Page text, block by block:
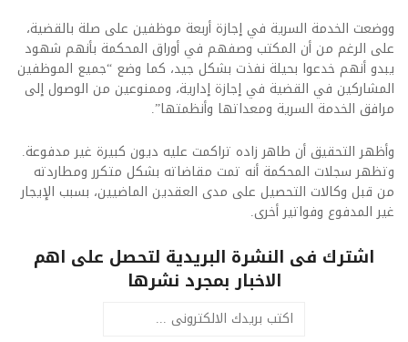
ووضعت الخدمة السرية في إجازة أربعة موظفين على صلة بالقضية،
على الرغم من أن المكتب وصفهم في أوراق المحكمة بأنهم شهود
يبدو أنهم خدعوا بحيلة نفذت بشكل جيد، كما وضع “جميع الموظفين
المشاركين في القضية في إجازة إدارية، وممنوعين من الوصول إلى
مرافق الخدمة السرية ومعداتها وأنظمتها”.
وأظهر التحقيق أن طاهر زاده تراكمت عليه ديون كبيرة غير مدفوعة.
وتظهر سجلات المحكمة أنه تمت مقاضاته بشكل متكرر ومطاردته
من قبل وكالات التحصيل على مدى العقدين الماضيين، بسبب الإيجار
غير المدفوع وفواتير أخرى.
اشترك فى النشرة البريدية لتحصل على اهم
الاخبار بمجرد نشرها